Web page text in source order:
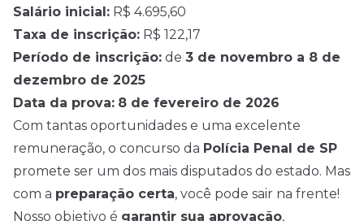
Salário inicial: R$ 4.695,60
Taxa de inscrição: R$ 122,17
Período de inscrição: de 3 de novembro a 8 de
dezembro de 2025
Data da prova: 8 de fevereiro de 2026
Com tantas oportunidades e uma excelente
remuneração, o concurso da Polícia Penal de SP
promete ser um dos mais disputados do estado. Mas
com a preparação certa, você pode sair na frente!
Nosso objetivo é garantir sua aprovação,